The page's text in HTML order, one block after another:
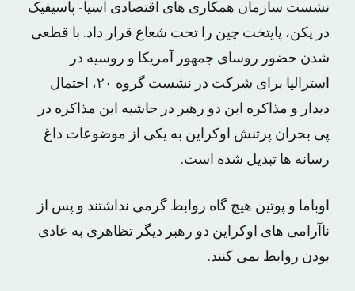
نشست سازمان همکاری های اقتصادی آسیا- پاسیفیک
در پکن، پایتخت چین را تحت شعاع قرار داد. با قطعی
شدن حضور روسای جمهور آمریکا و روسیه در
استرالیا برای شرکت در نشست گروه ۲۰، احتمال
دیدار و مذاکره این دو رهبر در حاشیه این مذاکره در
پی بحران پرتنش اوکراین به یکی از موضوعات داغ
رسانه ها تبدیل شده است.
اوباما و پوتین هیچ گاه روابط گرمی نداشتند و پس از
ناآرامی های اوکراین دو رهبر دیگر تظاهری به عادی
بودن روابط نمی کنند.